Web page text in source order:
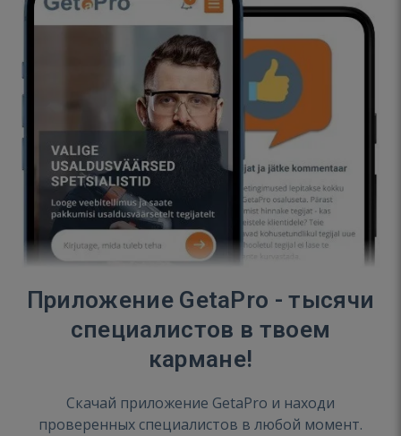
Приложение GetaPro - тысячи
специалистов в твоем
кармане!
Скачай приложение GetaPro и находи
проверенных специалистов в любой момент.